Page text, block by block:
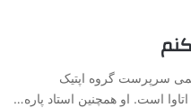
سرپرست گروه اپتیک